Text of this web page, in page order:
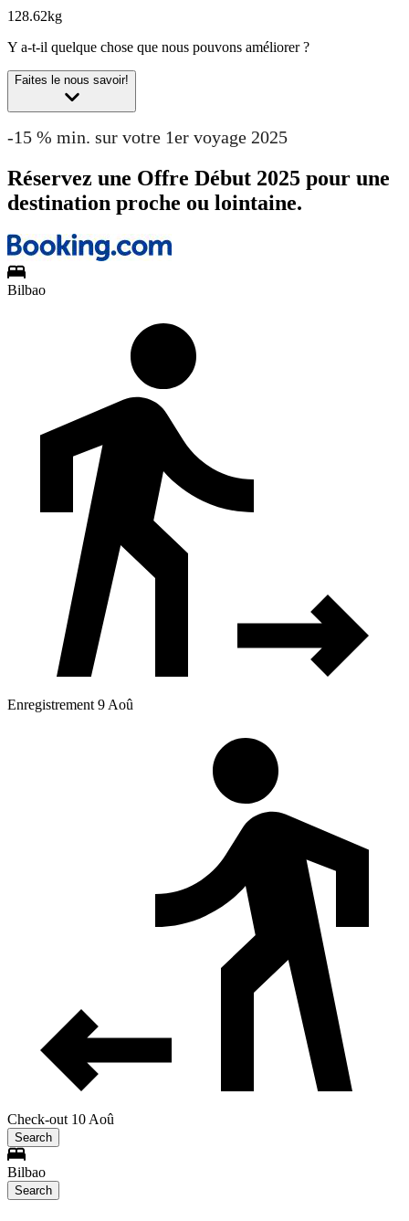
128.62kg
Y a-t-il quelque chose que nous pouvons améliorer ?
Faites le nous savoir!
-15 % min. sur votre 1er voyage 2025
Réservez une Offre Début 2025 pour une
destination proche ou lointaine.
Bilbao
Enregistrement 9 Aoû
Check-out 10 Aoû
Search
Bilbao
Search